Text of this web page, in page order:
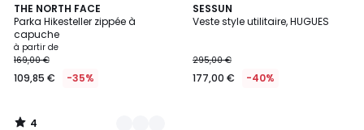
THE NORTH FACE
Parka Hikesteller zippée à
capuche
à partir de
169,00 €
109,85 € -35%
4
/
5
2
Couleurs
4
SESSUN
Veste style utilitaire, HUGUES
295,00 €
177,00 € -40%